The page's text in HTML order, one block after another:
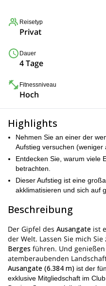
Reisetyp
Privat
Dauer
4 Tage
Fitnessniveau
Hoch
Highlights
Nehmen Sie an einer der
Aufstieg versuchen (weniger
Entdecken Sie, warum viele
betrachten.
Dieser Aufstieg ist eine
akklimatisieren und sich auf
Beschreibung
Der Gipfel des Ausangate ist
der Welt. Lassen Sie mich
Berges führen. Und
atemberaubenden
Ausangate (6.384 m) ist der
exklusive Mitgliedschaft im